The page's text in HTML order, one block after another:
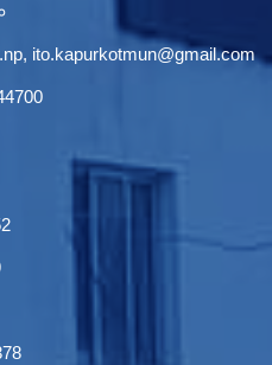
, ito.kapurkotmun@gmail.com